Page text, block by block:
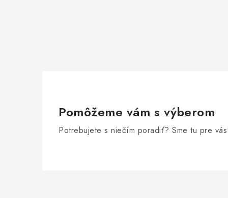
Pomôžeme vám s výberom
Potrebujete s niečím poradiť? Sme tu pre vás!